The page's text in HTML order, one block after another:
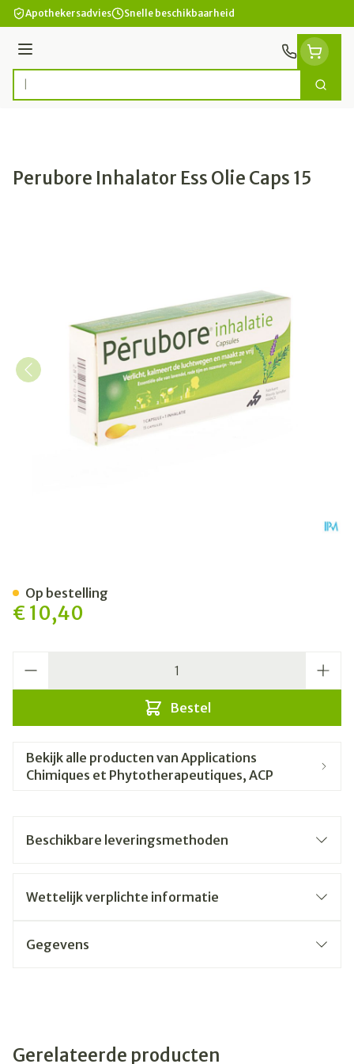
Ga naar de inhoud
Apothekersadvies Snelle beschikbaarheid
Menu
Product, merk, categorie... Zoek
Perubore Inhalator Ess Olie Caps 15
€ 10,40
Bestel
Op bestelling
Bekijk alle producten van Applications
Chimiques et Phytotherapeutiques, ACP
Beschikbare leveringsmethoden
Wettelijk verplichte informatie
Gegevens
Gerelateerde producten